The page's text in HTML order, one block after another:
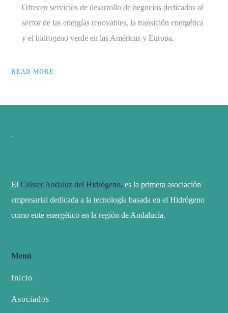
Ofrecen servicios de desarrollo de negocios dedicados al
sector de las energías renovables, la transición energética
y el hidrogeno verde en las Américas y Europa.
READ MORE
El Clúster Andaluz del Hidrógeno, es la primera asociación
empresarial dedicada a la tecnología basada en el Hidrógeno
como ente energético en la región de Andalucía.
Menú
Inicio
Asociados